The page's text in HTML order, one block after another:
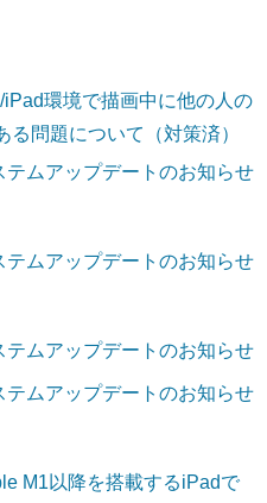
iPad環境で描画中に他の人の
問題について（対策済）
テムアップデートのお知らせ
テムアップデートのお知らせ
テムアップデートのお知らせ
テムアップデートのお知らせ
M1以降を搭載するiPadで